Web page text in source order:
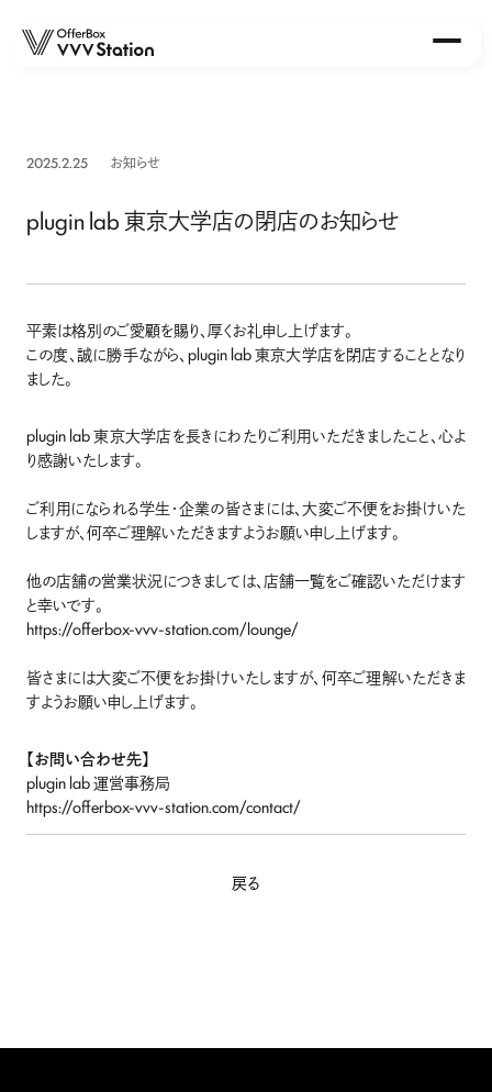
Station
OfferBox VVV Station 北海道大学店
OfferBox VVV Station 名古屋大学店
Event
News
Recruitment
コミュニケーター
Contact
学生向け
法人向け
ログイン
法人の方はこちら
2025.2.25 お知らせ
plugin lab 東京大学店の閉店のお知らせ
平素は格別のご愛顧を賜り、厚くお礼申し上げます。
この度、誠に勝手ながら、plugin lab 東京大学店を閉店することとなり
ました。
plugin lab 東京大学店を長きにわたりご利用いただきましたこと、心よ
り感謝いたします。
ご利用になられる学生・企業の皆さまには、大変ご不便をお掛けいた
しますが、何卒ご理解いただきますようお願い申し上げます。
他の店舗の営業状況につきましては、店舗一覧をご確認いただけます
と幸いです。
https://offerbox-vvv-station.com/lounge/
皆さまには大変ご不便をお掛けいたしますが、何卒ご理解いただきま
すようお願い申し上げます。
【お問い合わせ先】
plugin lab 運営事務局
https://offerbox-vvv-station.com/contact/
戻る